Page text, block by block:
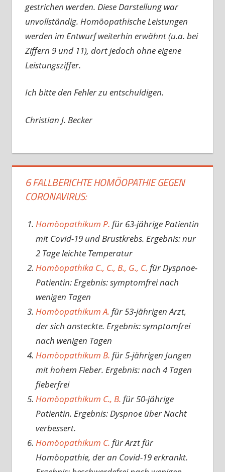
gestrichen werden. Diese Darstellung war
unvollständig. Homöopathische Leistungen
werden im Entwurf weiterhin erwähnt (u.a. bei
Ziffern 9 und 11), dort jedoch ohne eigene
Leistungsziffer.
Ich bitte den Fehler zu entschuldigen.
Christian J. Becker
6 FALLBERICHTE HOMÖOPATHIE GEGEN
CORONAVIRUS:
Homöopathikum P. für 63-jährige Patientin
mit Covid-19 und Brustkrebs. Ergebnis: nur
2 Tage leichte Temperatur
Homöopathika C., C., B., G., C. für Dyspnoe-
Patientin: Ergebnis: symptomfrei nach
wenigen Tagen
Homöopathikum A. für 53-jährigen Arzt,
der sich ansteckte. Ergebnis: symptomfrei
nach wenigen Tagen
Homöopathikum B. für 5-jährigen Jungen
mit hohem Fieber. Ergebnis: nach 4 Tagen
fieberfrei
Homöopathikum C., B. für 50-jährige
Patientin. Ergebnis: Dyspnoe über Nacht
verbessert.
Homöopathikum C. für Arzt für
Homöopathie, der an Covid-19 erkrankt.